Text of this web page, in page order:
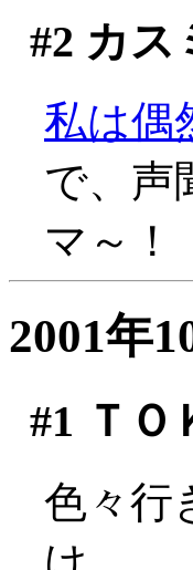
#2 カス
私は偶
で、声
マ～！
2001年
#1 Ｔ
色々行